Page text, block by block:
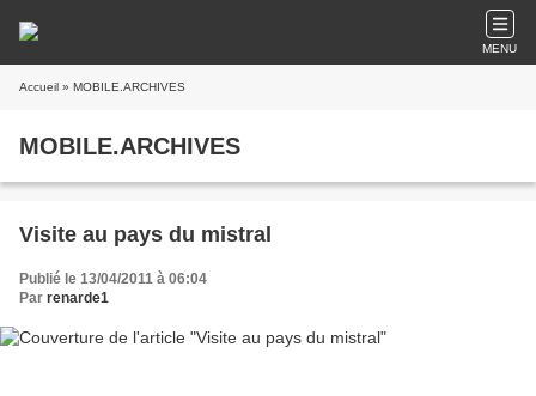
MENU
Accueil » MOBILE.ARCHIVES
MOBILE.ARCHIVES
Visite au pays du mistral
Publié le 13/04/2011 à 06:04
Par renarde1